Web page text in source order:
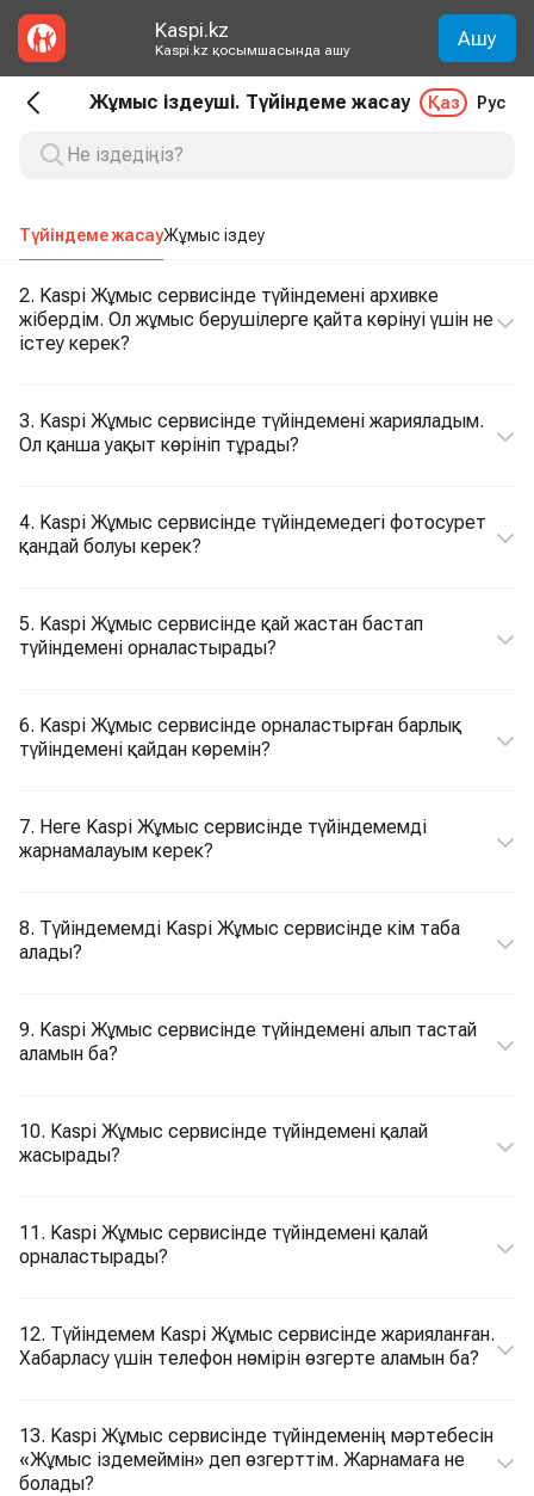
Kaspi.kz
Kaspi.kz қосымшасында ашу Ашу
Жұмыс іздеуші. Түйіндеме жасау Қаз Рус
Түйіндеме жасауЖұмыс іздеу
2. Kaspi Жұмыс сервисінде түйіндемені архивке
жібердім. Ол жұмыс берушілерге қайта көрінуі үшін не
істеу керек?
3. Kaspi Жұмыс сервисінде түйіндемені жарияладым.
Ол қанша уақыт көрініп тұрады?
4. Kaspi Жұмыс сервисінде түйіндемедегі фотосурет
қандай болуы керек?
5. Kaspi Жұмыс сервисінде қай жастан бастап
түйіндемені орналастырады?
6. Kaspi Жұмыс сервисінде орналастырған барлық
түйіндемені қайдан көремін?
7. Неге Kaspi Жұмыс сервисінде түйіндемемді
жарнамалауым керек?
8. Түйіндемемді Kaspi Жұмыс сервисінде кім таба
алады?
9. Kaspi Жұмыс сервисінде түйіндемені алып тастай
аламын ба?
10. Kaspi Жұмыс сервисінде түйіндемені қалай
жасырады?
11. Kaspi Жұмыс сервисінде түйіндемені қалай
орналастырады?
12. Түйіндемем Kaspi Жұмыс сервисінде жарияланған.
Хабарласу үшін телефон нөмірін өзгерте аламын ба?
13. Kaspi Жұмыс сервисінде түйіндеменің мәртебесін
«Жұмыс іздемеймін» деп өзгерттім. Жарнамаға не
болады?